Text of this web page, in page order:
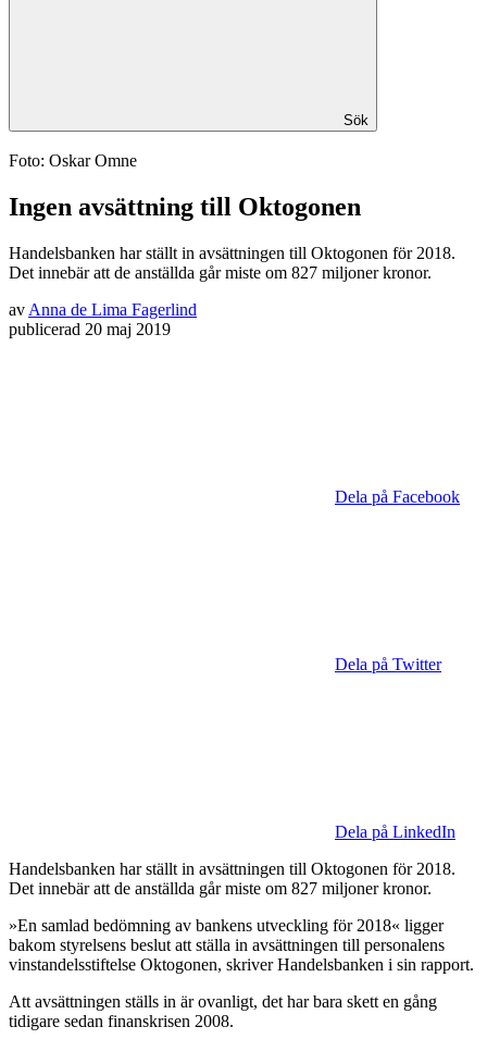
Sök
Foto: Oskar Omne
Ingen avsättning till Oktogonen
Handelsbanken har ställt in avsättningen till Oktogonen för 2018.
Det innebär att de anställda går miste om 827 miljoner kronor.
av Anna de Lima Fagerlind
publicerad 20 maj 2019
Dela på Facebook
Dela på Twitter
Dela på LinkedIn
Handelsbanken har ställt in avsättningen till Oktogonen för 2018.
Det innebär att de anställda går miste om 827 miljoner kronor.
»En samlad bedömning av bankens utveckling för 2018« ligger
bakom styrelsens beslut att ställa in avsättningen till personalens
vinstandelsstiftelse Oktogonen, skriver Handelsbanken i sin rapport.
Att avsättningen ställs in är ovanligt, det har bara skett en gång
tidigare sedan finanskrisen 2008.